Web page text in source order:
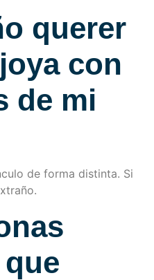
querer
con
de mi
de forma distinta. Si